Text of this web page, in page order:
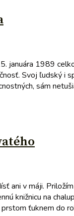
januára 1989
Svoj ľudský i
sám
ani v máji.
knižnicu na
ťuknem do